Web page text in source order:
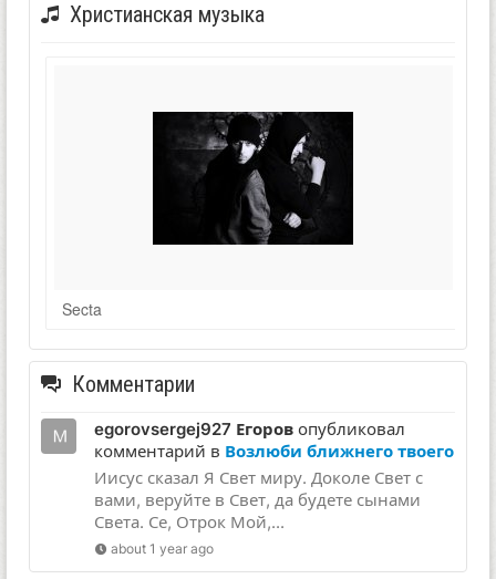
Христианская музыка
Secta
Комментарии
egorovsergej927 Егоров опубликовал
комментарий в Возлюби ближнего твоего
Иисус сказал Я Свет миру. Доколе Свет с
вами, веруйте в Свет, да будете сынами
Света. Се, Отрок Мой,...
about 1 year ago